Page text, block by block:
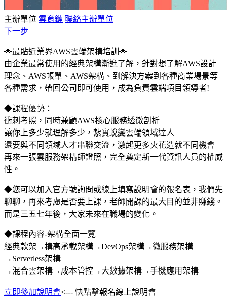
主辦單位 雲育鏈 聯絡主辦單位
下一步
🌟最貼近業界AWS雲端架構培訓🌟​
由企業最常使用的經典架構漸進了解，針對想了解AWS設計
理念、AWS帳單、AWS架構、到解決方案到各種商業場景等
各種需求，帶回公司即可使用，成為負責雲端項目領導者!​
◆課程優勢：
衝刺考照，同時兼顧AWS核心服務透徹剖析
讓你上多少就理解多少，紮實蛻變雲端領域達人
還要與不同領域人才串聯交流，激起更多火花造就不同機會
再來一張雲服務架構師證照，完全奠定新一代資訊人員的權威
性。​
◆您可以加入官方號詢問或線上填寫說明會的報名表，我們先
聊聊，再來考慮是否要上課，老師開課的最大目的並非賺錢。
而是三五七年後，大家未來在職場的變化。
◆課程內容-架構全面一覽
經典款架→構高承載架構→DevOps架構→微服務架構
→Serverless架構
→混合雲架構→成本管控→大數據架構→手機應用架構
立即參加說明會<--- 快點擊報名線上說明會